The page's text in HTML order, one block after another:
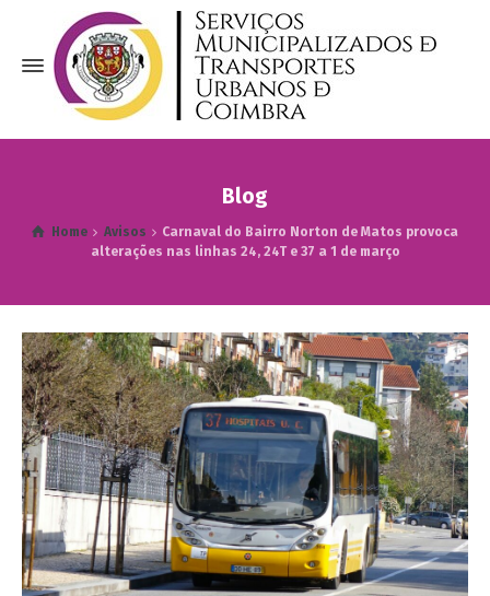
Blog
Home Avisos
Carnaval do Bairro Norton de Matos provoca
alterações nas linhas 24, 24T e 37 a 1 de março